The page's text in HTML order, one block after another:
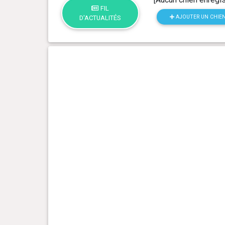
FIL
D'ACTUALITÉS
AJOUTER UN